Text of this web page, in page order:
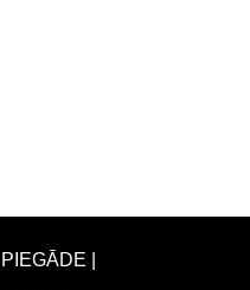
| PIEGĀDE |